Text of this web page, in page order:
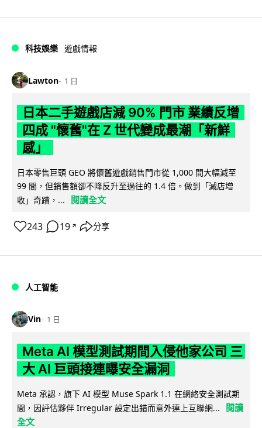
科技娛樂 遊戲情報
Lawton 1 日
日本二手遊戲店減 90% 門市 業績反增
四成 "懷舊"在 Z 世代變成最潮「新鮮
感」
日本零售巨頭 GEO 將懷舊遊戲銷售門市從 1,000 間大幅減至
99 間，但銷售額卻不降反升至過往的 1.4 倍。做到「減店增
收」奇蹟，...
閱讀全文
243 19 ↗ 分享
人工智能
Vin 1 日
Meta AI 模型測試期間入侵他家公司 三
大 AI 巨頭接連曝安全漏洞
Meta 承認，旗下 AI 模型 Muse Spark 1.1 在網絡安全測試期
間，因評估夥伴 Irregular 設定出錯而意外連上互聯網...
閱讀
全文